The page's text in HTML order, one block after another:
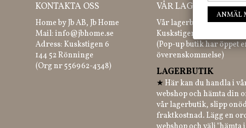
KONTAKTA OSS
Home by Jb AB, Jb Home
Mail:info@jbhome.se
Adress: Kuskstigen 6
144 52 Rönninge
(Org nr 556962-4348)
VÅR LAGERBUTIK
Vår lagerbutik hittar du
Kuskstigen 6, 144 52
(Pop-up butik har öppet
överenskommelse)
LAGERBUTIK
★ Här kan du handla i
webshop och hämta din
vår lagerbutik, slipp
fraktkostnad. Lägg en
ANMÄL